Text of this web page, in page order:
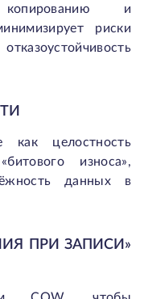
копированию и
риски
как целостность
износа»,
данных в
ПРИ ЗАПИСИ»